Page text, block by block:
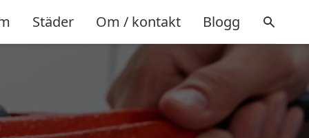
Städer Om / kontakt Blogg